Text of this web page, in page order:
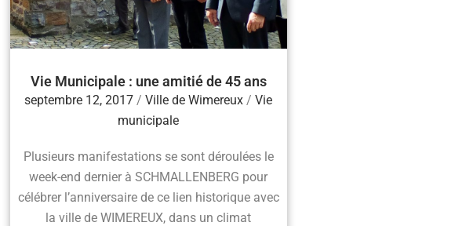
Vie Municipale : une amitié de 45 ans
septembre 12, 2017 / Ville de Wimereux / Vie
municipale
Plusieurs manifestations se sont déroulées le
week-end dernier à SCHMALLENBERG pour
célébrer l’anniversaire de ce lien historique avec
la ville de WIMEREUX, dans un climat